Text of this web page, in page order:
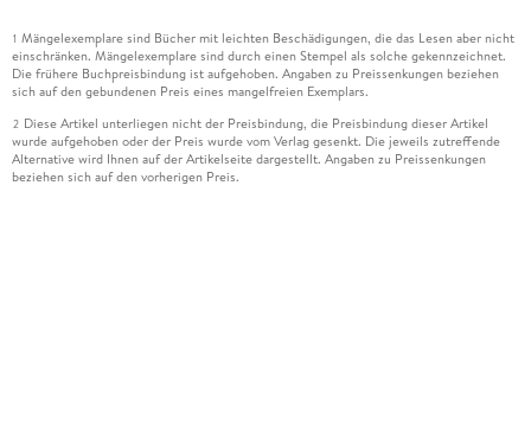
1 Mängelexemplare sind Bücher mit leichten Beschädigungen, die das Lesen aber nicht
einschränken. Mängelexemplare sind durch einen Stempel als solche gekennzeichnet.
Die frühere Buchpreisbindung ist aufgehoben. Angaben zu Preissenkungen beziehen
sich auf den gebundenen Preis eines mangelfreien Exemplars.
2 Diese Artikel unterliegen nicht der Preisbindung, die Preisbindung dieser Artikel
wurde aufgehoben oder der Preis wurde vom Verlag gesenkt. Die jeweils zutreffende
Alternative wird Ihnen auf der Artikelseite dargestellt. Angaben zu Preissenkungen
beziehen sich auf den vorherigen Preis.